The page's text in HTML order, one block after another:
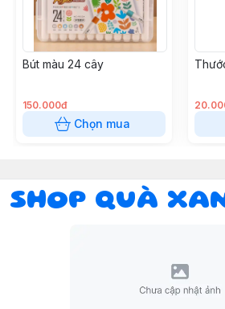
Bút màu 24 cây
150.000đ
Chọn mua
SHOP QUÀ